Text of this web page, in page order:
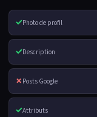
✓Photo de profil
✓Description
✗ Posts Google
✓Attributs